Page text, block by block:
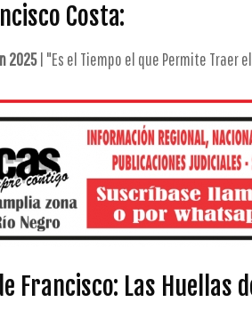
Costa:
2025| "Es el Tiempo el que Permite Traer
Francisco: Las Huellas